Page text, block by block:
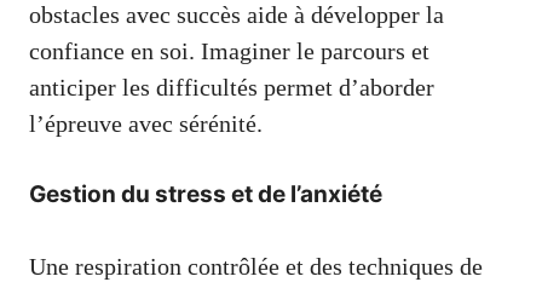
obstacles avec succès aide à développer la
confiance en soi. Imaginer le parcours et
anticiper les difficultés permet d’aborder
l’épreuve avec sérénité.
Gestion du stress et de l’anxiété
Une respiration contrôlée et des techniques de